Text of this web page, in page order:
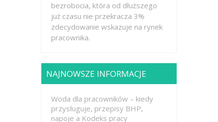
bezrobocia, która od dłuższego
już czasu nie przekracza 3%
zdecydowanie wskazuje na rynek
pracownika.
NAJNOWSZE INFORMACJE
Woda dla pracowników – kiedy
przysługuje, przepisy BHP,
napoje a Kodeks pracy